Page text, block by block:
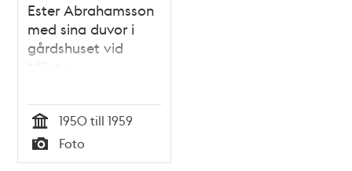
Ester Abrahamsson
med sina duvor i
gårdshuset vid
Mäster
Här finns nu ett
kontorshus byggt
1965 vid Mäster
Samuelsgatan 38,
Tid
1950 till 1959
Typ
Foto